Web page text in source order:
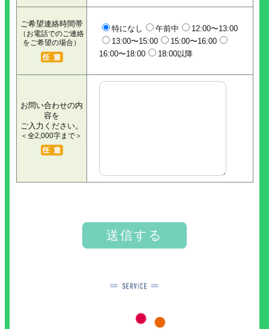
ご希望連絡時間帯
（お電話でのご連絡
をご希望の場合）
特になし 午前中
12:00〜13:00
13:00〜15:00
15:00〜16:00
16:00〜18:00
18:00以降
お問い合わせの内
容を
ご入力ください。
＜全2,000字まで＞